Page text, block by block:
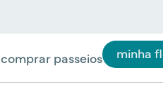
comprar passeios minha